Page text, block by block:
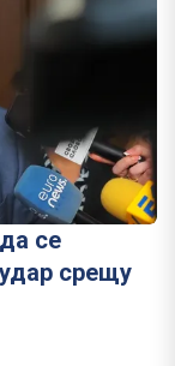
се
срещу